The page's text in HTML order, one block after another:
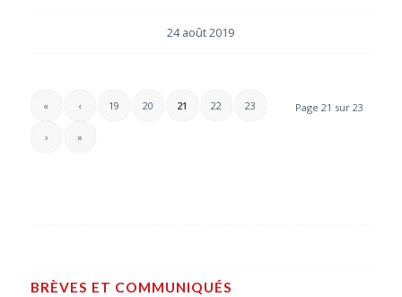
24 août 2019
Page 21 sur 23
« ‹ 19 20 21 22 23
› »
BRÈVES ET COMMUNIQUÉS